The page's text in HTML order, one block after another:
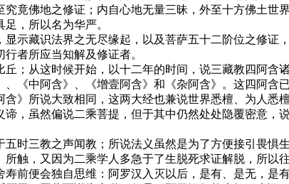
竟佛地之修证；内自心地无量三昧，外至十方佛土世
，所以名为华严。
示藏识法界之无尽缘起，以及菩萨五十二阶位之修证
者所应当知解及修证者。
；从这时候开始，以十二年的时间，说三藏教四阿含
《中阿含》、《增壹阿含》和《杂阿含》。这四阿含
》所说大致相同，这两大经也兼说世界悉檀、为人悉
，虽然偏说二乘菩提，但于其中仍然处处隐覆密意，
时三教之声闻教；所说法义虽然是为了方便接引畏惧
触，又因为二乘学人多急于了生脱死求证解脱，所以
前便会独自思维：阿罗汉入灭以后，是有、是无，是